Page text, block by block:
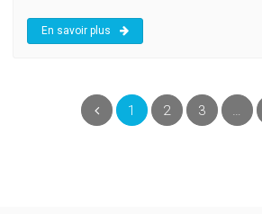
En savoir plus
Précédent
1 (current)
2 3 …